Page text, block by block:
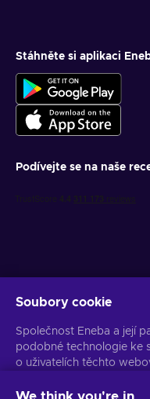
Stáhněte si aplikaci
Podívejte se na naše
Získejte personalizované
Z odběru se můžete kdykoli
Soubory cookie
Společnost Eneba a její
podobné technologie ke
o uživatelích těchto
stránkách. Vaše osobní
We think you're in